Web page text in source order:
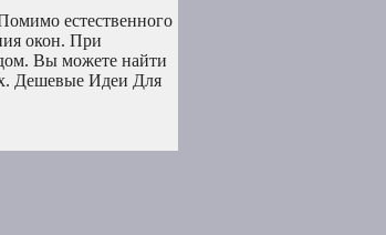
естественного
окон. При
Вы можете найти
Дешевые Идеи Для